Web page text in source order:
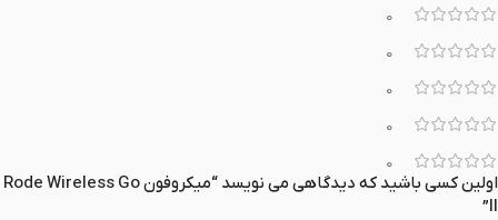
0
0
0
0
0
اولین کسی باشید که دیدگاهی می نویسد “میکروفون Rode Wireless Go
II”